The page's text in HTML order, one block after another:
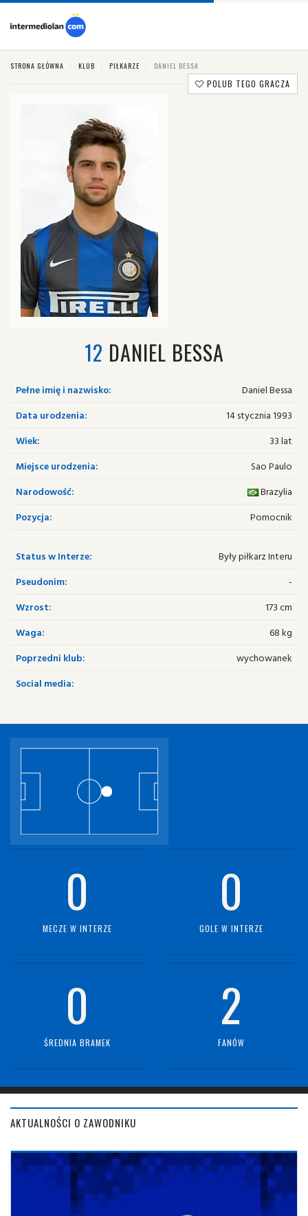
STRONA GŁÓWNA KLUB PIŁKARZE DANIEL BESSA
POLUB TEGO GRACZA
12 DANIEL BESSA
Pełne imię i nazwisko:
Daniel Bessa
Data urodzenia:
14 stycznia 1993
Wiek:
33 lat
Miejsce urodzenia:
Sao Paulo
Narodowość:
Brazylia
Pozycja:
Pomocnik
Status w Interze:
Były piłkarz Interu
Pseudonim:
-
Wzrost:
173 cm
Waga:
68 kg
Poprzedni klub:
wychowanek
Social media:
0
MECZE W INTERZE
0
GOLE W INTERZE
0
ŚREDNIA BRAMEK
2
FANÓW
AKTUALNOŚCI O ZAWODNIKU